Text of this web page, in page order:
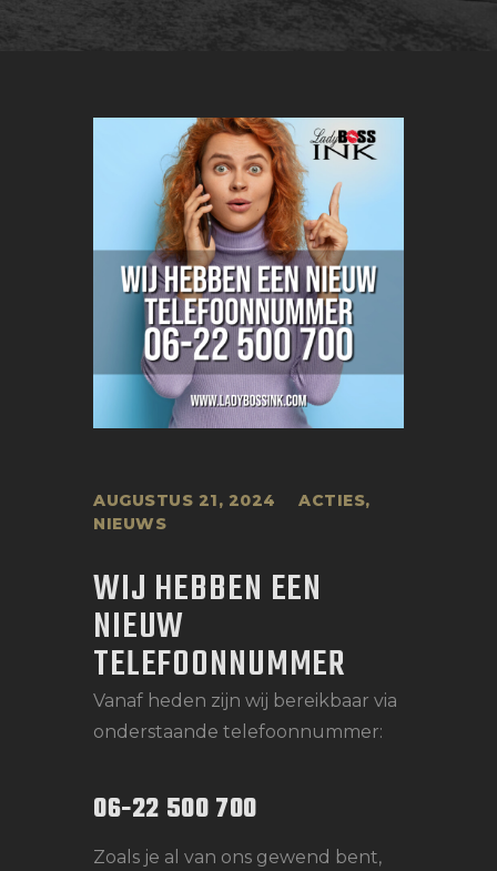
AUGUSTUS 21, 2024 ACTIES,
NIEUWS
WIJ HEBBEN EEN
NIEUW
TELEFOONNUMMER
Vanaf heden zijn wij bereikbaar via
onderstaande telefoonnummer:
06-22 500 700
Zoals je al van ons gewend bent,